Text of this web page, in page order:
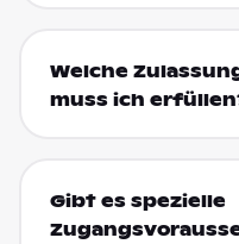
Welche
muss ich
Gibt es spezielle